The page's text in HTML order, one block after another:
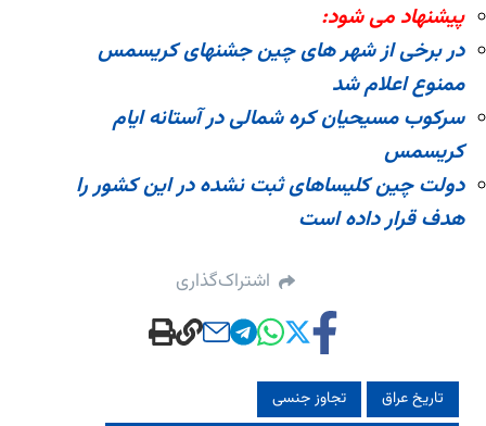
پیشنهاد می شود:
در برخی از شهر های چین جشنهای کریسمس
ممنوع اعلام شد
سرکوب مسیحیان کره شمالی در آستانه ایام
کریسمس
دولت چین کلیساهای ثبت نشده در این کشور را
هدف قرار داده است
اشتراک‌گذاری
تاریخ عراق
تجاوز جنسی